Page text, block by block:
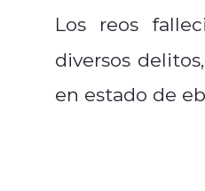
Los reos
diversos
en estado de